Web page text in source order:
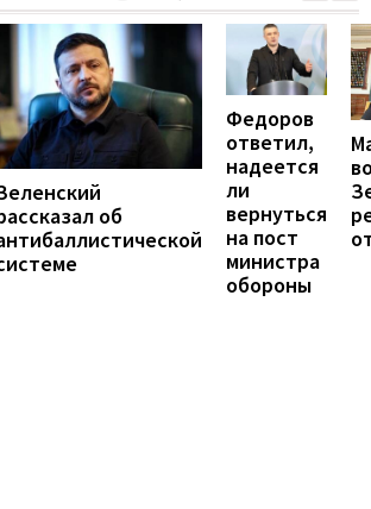
об
Федоров
ответил,
надеется
ли
вернуться
на пост
министра
обороны